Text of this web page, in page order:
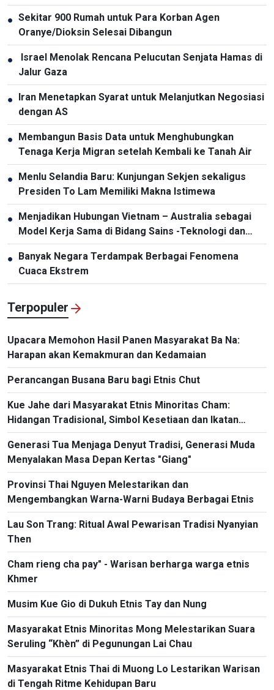
Kerangka Martir yang Gugur pada Tahun 1951
● Sekitar 900 Rumah untuk Para Korban Agen
Oranye/Dioksin Selesai Dibangun
●
Israel Menolak Rencana Pelucutan Senjata Hamas di
Jalur Gaza
● Iran Menetapkan Syarat untuk Melanjutkan Negosiasi
dengan AS
● Membangun Basis Data untuk Menghubungkan
Tenaga Kerja Migran setelah Kembali ke Tanah Air
● Menlu Selandia Baru: Kunjungan Sekjen sekaligus
Presiden To Lam Memiliki Makna Istimewa
● Menjadikan Hubungan Vietnam – Australia sebagai
Model Kerja Sama di Bidang Sains -Teknologi dan
Inovasi Kreatif
● Banyak Negara Terdampak Berbagai Fenomena
Cuaca Ekstrem
Terpopuler
Upacara Memohon Hasil Panen Masyarakat Ba Na:
Harapan akan Kemakmuran dan Kedamaian
Perancangan Busana Baru bagi Etnis Chut
Kue Jahe dari Masyarakat Etnis Minoritas Cham:
Hidangan Tradisional, Simbol Kesetiaan dan Ikatan
Komunitas
Generasi Tua Menjaga Denyut Tradisi, Generasi Muda
Menyalakan Masa Depan Kertas "Giang"
Provinsi Thai Nguyen Melestarikan dan
Mengembangkan Warna-Warni Budaya Berbagai Etnis
Lau Son Trang: Ritual Awal Pewarisan Tradisi Nyanyian
Then
Cham rieng cha pay" - Warisan berharga warga etnis
Khmer
Musim Kue Gio di Dukuh Etnis Tay dan Nung
Masyarakat Etnis Minoritas Mong Melestarikan Suara
Seruling “Khèn” di Pegunungan Lai Chau
Masyarakat Etnis Thai di Muong Lo Lestarikan Warisan
di Tengah Ritme Kehidupan Baru